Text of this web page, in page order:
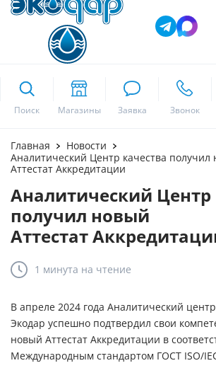
Поиск
Главная
Новости
Аналитический Центр качества получил
Аттестат Аккредитации
Аналитический Центр
получил новый
Аттестат
1 минута на чтение
В апреле 2024 года Аналитический
Экодар успешно подтвердил свои
новый Аттестат Аккредитации в
Международным стандартом ГОСТ ISO/